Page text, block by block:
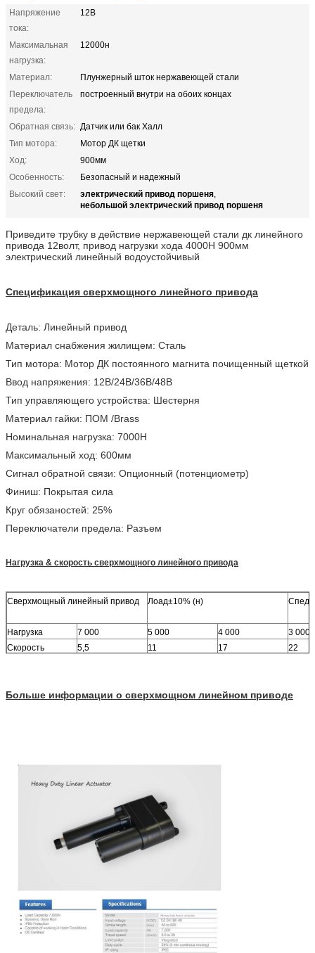
Напряжение
тока:
12В
Максимальная
нагрузка:
12000н
Материал:
Плунжерный шток нержавеющей стали
Переключатель
предела:
построенный внутри на обоих концах
Обратная связь: Датчик или бак Халл
Тип мотора:
Мотор ДК щетки
Ход:
900мм
Особенность:
Безопасный и надежный
Высокий свет:
электрический привод поршеня,
небольшой электрический привод поршеня
Приведите трубку в действие нержавеющей стали дк линейного
привода 12волт, привод нагрузки хода 4000Н 900мм
электрический линейный водоустойчивый
Спецификация сверхмощного линейного привода
Деталь: Линейный привод
Материал снабжения жилищем: Сталь
Тип мотора: Мотор ДК постоянного магнита почищенный щеткой
Ввод напряжения: 12В/24В/36В/48В
Тип управляющего устройства: Шестерня
Материал гайки: ПОМ /Brass
Номинальная нагрузка: 7000Н
Максимальный ход: 600мм
Сигнал обратной связи: Опционный (потенциометр)
Финиш: Покрытая сила
Круг обязаностей: 25%
Переключатели предела: Разъем
Нагрузка & скорость сверхмощного линейного привода
Сверхмощный линейный привод Лоад±10% (н)
Нагрузка 7 000 5 000 4 000
3 000
Скорость
5,5 11 17 22
Больше информации о сверхмощном линейном приводе